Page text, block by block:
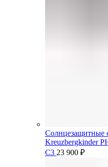
Солнцезащитные
Kreuzbergkinder
C3 23 900 ₽